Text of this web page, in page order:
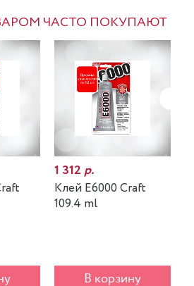
ЧАСТО ПОКУПАЮТ
1 312р.
Клей E6000 Craft
109.4 ml
В корзину